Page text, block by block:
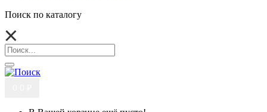
Поиск по каталогу